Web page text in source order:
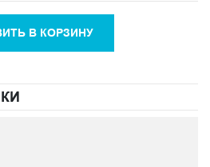
В КОРЗИНУ